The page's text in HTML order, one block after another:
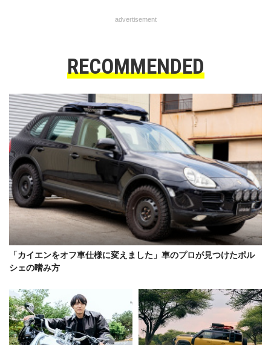
advertisement
RECOMMENDED
「カイエンをオフ車仕様に変えました」車のプロが見つけたポル
シェの嗜み方